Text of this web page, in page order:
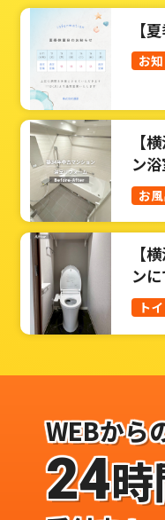
【
お
【
ン
お
【
ン
トト
WEBから
24